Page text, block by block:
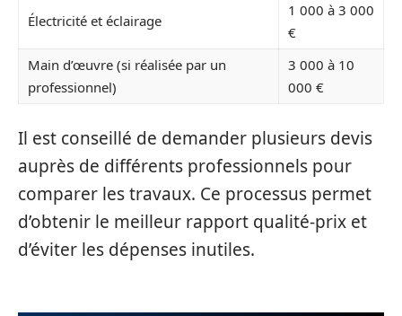
Électricité et éclairage
1 000 à 3 000
€
Main d’œuvre (si réalisée par un
professionnel)
3 000 à 10
000 €
Il est conseillé de demander plusieurs devis
auprès de différents professionnels pour
comparer les travaux. Ce processus permet
d’obtenir le meilleur rapport qualité-prix et
d’éviter les dépenses inutiles.